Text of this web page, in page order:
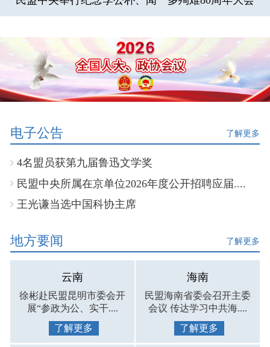
电子公告 了解更多
4名盟员获第九届鲁迅文学奖
民盟中央所属在京单位2026年度公开招聘应届....
王光谦当选中国科协主席
地方要闻 了解更多
云南
徐彬赴民盟昆明市委会开
展“参政为公、实干....
了解更多
海南
民盟海南省委会召开主委
会议 传达学习中共海....
了解更多